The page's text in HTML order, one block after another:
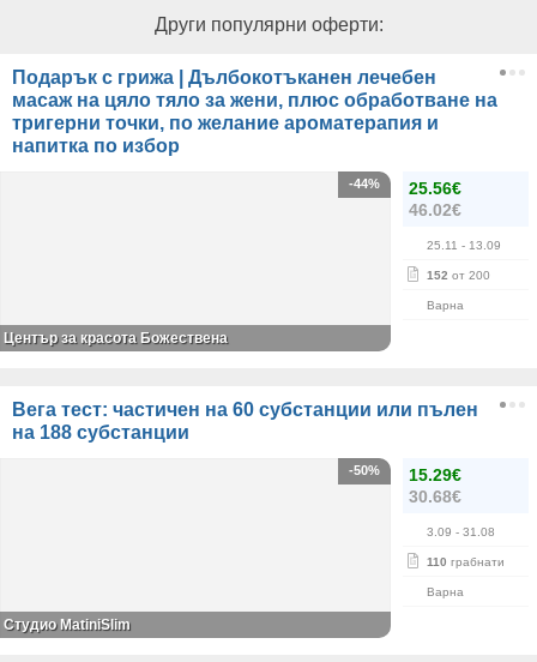
Други популярни оферти:
Подарък с грижа | Дълбокотъканен лечебен
масаж на цяло тяло за жени, плюс обработване на
тригерни точки, по желание ароматерапия и
напитка по избор
25.56€
46.02€
25.11 - 13.09
152 от 200
Варна
-44%
Център за красота Божествена
Вега тест: частичен на 60 субстанции или пълен
на 188 субстанции
15.29€
30.68€
3.09 - 31.08
110 грабнати
Варна
-50%
Студио MatiniSlim